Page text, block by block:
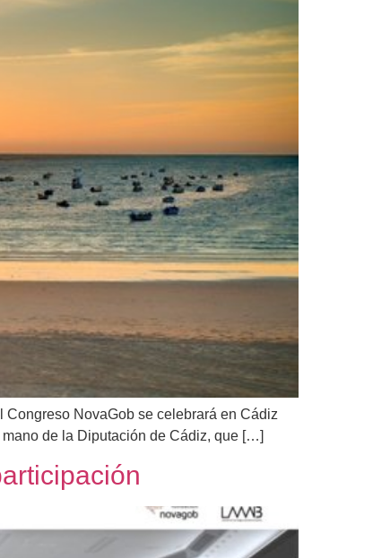
NovaGob se celebrará en Cádiz
de la Diputación de Cádiz, que […]